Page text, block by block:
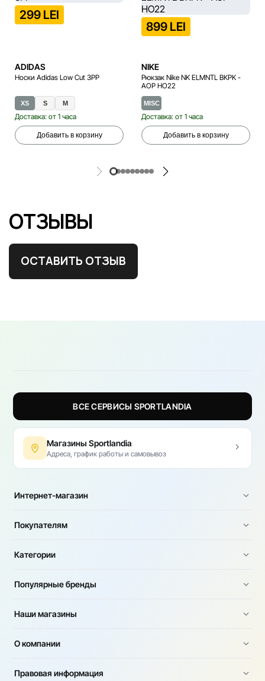
299 LEI
ADIDAS
Носки Adidas Low Cut 3PP
XS S M
Доставка: от 1 часа
Добавить в корзину
899 LEI
NIKE
Рюкзак Nike NK ELMNTL BKPK -
AOP HO22
MISC
Доставка: от 1 часа
Добавить в корзину
ОТЗЫВЫ
ОСТАВИТЬ ОТЗЫВ
ВСЕ СЕРВИСЫ SPORTLANDIA
Магазины Sportlandia
Адреса, график работы и самовывоз
Интернет-магазин
Покупателям
Категории
Популярные бренды
Наши магазины
О компании
Правовая информация